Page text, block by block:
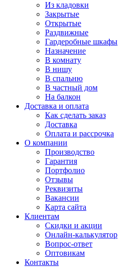
Из кладовки
Закрытые
Открытые
Раздвижные
Гардеробные шкафы
Назначение
В комнату
В нишу
В спальню
В частный дом
На балкон
Доставка и оплата
Как сделать заказ
Доставка
Оплата и рассрочка
О компании
Производство
Гарантия
Портфолио
Отзывы
Реквизиты
Вакансии
Карта сайта
Клиентам
Скидки и акции
Онлайн-калькулятор
Вопрос-ответ
Оптовикам
Контакты